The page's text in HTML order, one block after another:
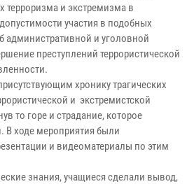
терроризма и экстремизма в
участия в подобных
административной и уголовной
преступлений террористической
хронику трагических
и экстремистской
то горе и страдание, которое
ходе мероприятия были
и видеоматериалы по этим
знания, учащиеся сделали вывод,